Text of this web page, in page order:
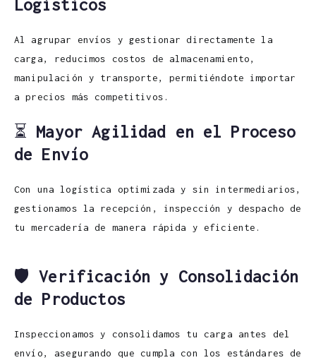
Logísticos
Al agrupar envíos y gestionar directamente la
carga, reducimos costos de almacenamiento,
manipulación y transporte, permitiéndote importar
a precios más competitivos.
⏳ Mayor Agilidad en el Proceso
de Envío
Con una logística optimizada y sin intermediarios,
gestionamos la recepción, inspección y despacho de
tu mercadería de manera rápida y eficiente.
🛡️Verificación y Consolidación
de Productos
Inspeccionamos y consolidamos tu carga antes del
envío, asegurando que cumpla con los estándares de